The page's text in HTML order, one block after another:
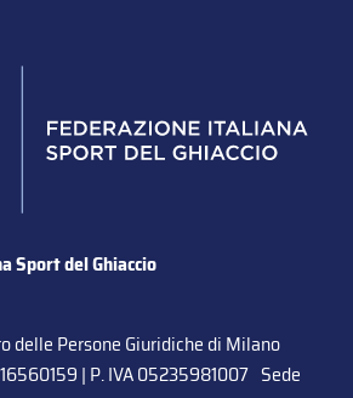
Sport del Ghiaccio
delle Persone Giuridiche di Milano
| P. IVA 05235981007 Sede